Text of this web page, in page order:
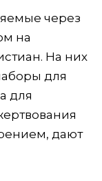
через
на
На них
для
для
дают